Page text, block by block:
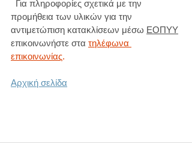
προμήθεια των υλικών για την
αντιμετώπιση κατακλίσεων μέσω ΕΟΠΥΥ
επικοινωνήστε στα τηλέφωνα
επικοινωνίας.
Αρχική σελίδα